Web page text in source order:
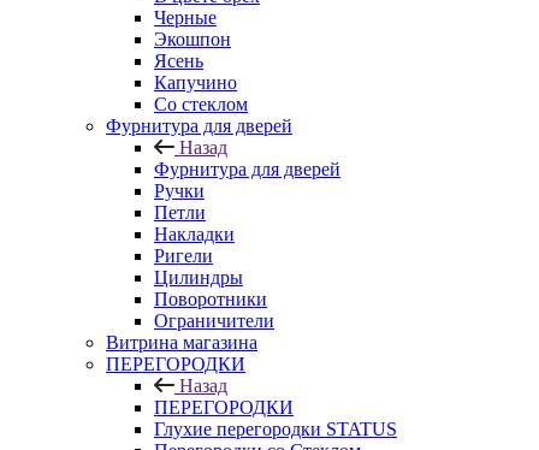
Черные
Экошпон
Ясень
Капучино
Со стеклом
Фурнитура для дверей
Назад
Фурнитура для дверей
Ручки
Петли
Накладки
Ригели
Цилиндры
Поворотники
Ограничители
Витрина магазина
ПЕРЕГОРОДКИ
Назад
ПЕРЕГОРОДКИ
Глухие перегородки STATUS